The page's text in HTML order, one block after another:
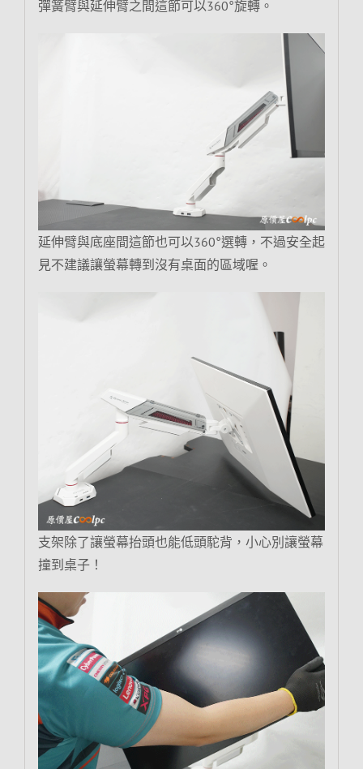
彈簧臂與延伸臂之間這節可以360°旋轉。
延伸臂與底座間這節也可以360°選轉，不過安全起
見不建議讓螢幕轉到沒有桌面的區域喔。
支架除了讓螢幕抬頭也能低頭駝背，小心別讓螢幕
撞到桌子！